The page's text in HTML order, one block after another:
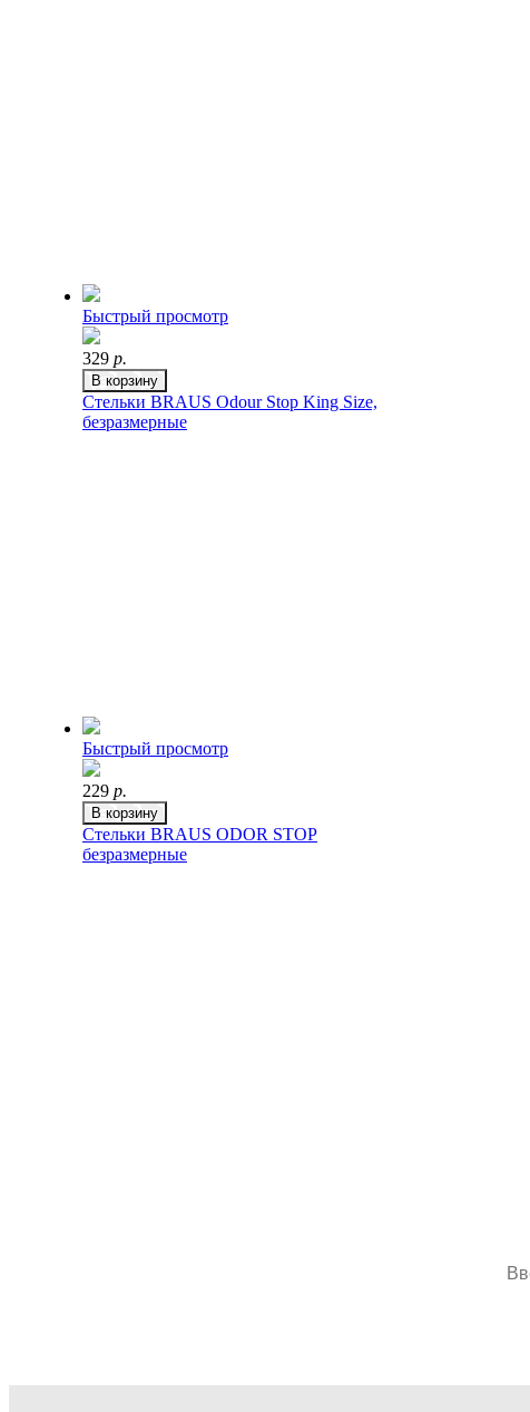
Быстрый просмотр
329 р.
В корзину
Стельки BRAUS Odour Stop King Size,
безразмерные
Быстрый просмотр
229 р.
В корзину
Стельки BRAUS ODOR STOP
безразмерные